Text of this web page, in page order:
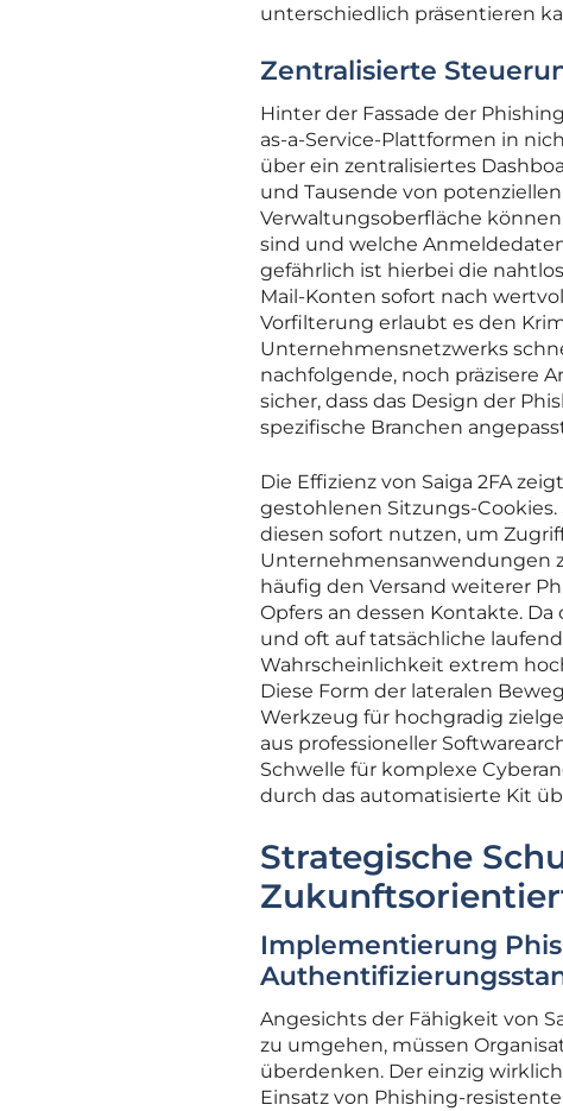
unterschiedlich präsentieren
Zentralisierte
Hinter der Fassade der
as-a-Service-Plattformen in
über ein zentralisiertes
und Tausende von
Verwaltungsoberfläche
sind und welche
gefährlich ist hierbei die
Mail-Konten sofort nach
Vorfilterung erlaubt es den
Unternehmensnetzwerks
nachfolgende, noch präzisere
sicher, dass das Design der
spezifische Branchen
Die Effizienz von Saiga 2FA
gestohlenen Sitzungs-
diesen sofort nutzen, um
Unternehmensanwendungen
häufig den Versand weiterer
Opfers an dessen Kontakte.
und oft auf tatsächliche
Wahrscheinlichkeit extrem
Diese Form der lateralen
Werkzeug für hochgradig
aus professioneller
Schwelle für komplexe
durch das automatisierte Kit
Strategische
Implementierung
Angesichts der Fähigkeit von
zu umgehen, müssen
überdenken. Der einzig
Einsatz von Phishing-